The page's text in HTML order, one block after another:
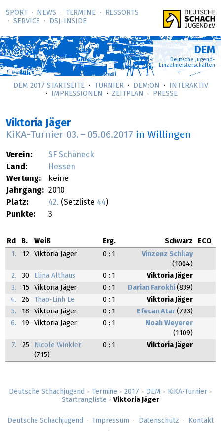
SPORT NEWS TERMINE
RESSORTS
SERVICE
DSJ-­INSIDE
Deutsche Schachjugend > Termine > 2017 > DEM > KiKA-Turnier >
Startrangliste > Viktoria Jäger
DEM
Deutsche Jugend-
Einzelmeisterschaften
DEM 2017 STARTSEITE TURNIER DEM:ON
INTERAKTIV
IMPRESSIONEN
ZEITPLAN PRESSE
Viktoria Jäger
KiKA-Turnier 03. – 05.06.2017 in Willingen
Verein:
SF Schöneck
Land:
Hessen
Wertung:
keine
Jahrgang: 2010
Platz:
42. (Setzliste 44)
Punkte:
3
Rd B. Weiß Erg. Schwarz
ECO
1.
12 Viktoria Jäger 0 : 1
Vinzenz Schilay
(1004)
2.
30 Elina Althaus 0 : 1
Viktoria Jäger
3.
15 Viktoria Jäger 0 : 1 Darian Farokhi (839)
4.
26 Thao-Linh Le 0 : 1
Viktoria Jäger
5.
18 Viktoria Jäger 0 : 1 Efecan Atar (793)
6.
19 Viktoria Jäger 0 : 1
Noah Weyerer
(1109)
7.
25
Nicole Winkler
(715)
0 : 1 Viktoria Jäger
Deutsche Schachjugend Impressum Datenschutz Kontakt